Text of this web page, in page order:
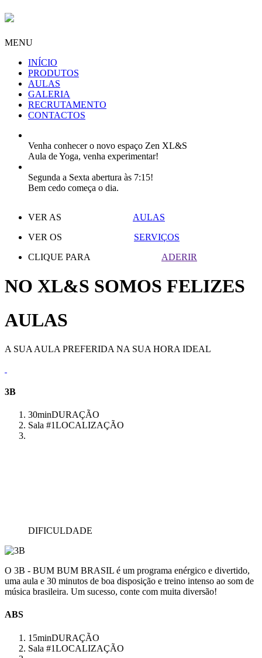
MENU
INÍCIO
PRODUTOS
AULAS
GALERIA
RECRUTAMENTO
CONTACTOS
Venha conhecer o novo espaço Zen XL&S
Aula de Yoga, venha experimentar!
Segunda a Sexta abertura às 7:15!
Bem cedo começa o dia.
VER AS
AULAS
VER OS
SERVIÇOS
CLIQUE PARA
ADERIR
NO XL&S SOMOS FELIZES
AULAS
A SUA AULA PREFERIDA NA SUA HORA IDEAL
3B
30minDURAÇÃO
Sala #1LOCALIZAÇÃO
DIFICULDADE
O 3B - BUM BUM BRASIL é um programa enérgico e divertido,
uma aula e 30 minutos de boa disposição e treino intenso ao som de
música brasileira. Um sucesso, conte com muita diversão!
ABS
15minDURAÇÃO
Sala #1LOCALIZAÇÃO